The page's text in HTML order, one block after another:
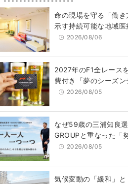
命の現場を守る「働
示す持続可能な地域医
2026/08/06
2027年のF1全レース
費付き「夢のシーズ
2026/08/05
なぜ59歳の三浦知良
GROUPと重なった「
2026/08/05
気候変動の「緩和」